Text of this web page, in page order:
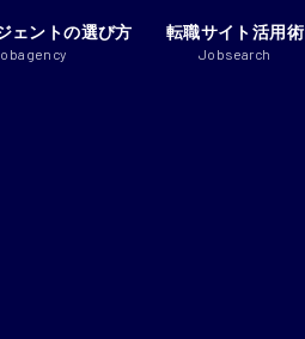
ェントの選び方 転職サイト活用術
Jobsearch